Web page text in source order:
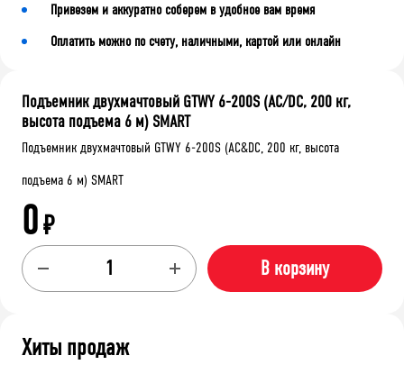
Привезем и аккуратно соберем в удобное вам время
Оплатить можно по счету, наличными, картой или онлайн
Подъемник двухмачтовый GTWY 6-200S (AC/DC, 200 кг,
высота подъема 6 м) SMART
Подъемник двухмачтовый GTWY 6-200S (AC&DC, 200 кг, высота
подъема 6 м) SMART
0₽
В корзину
Хиты продаж